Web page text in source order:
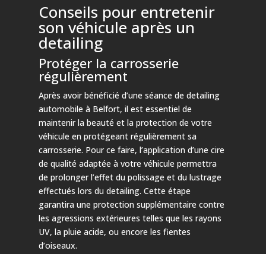
Conseils pour entretenir
son véhicule après un
detailing
Protéger la carrosserie
régulièrement
Après avoir bénéficié d’une séance de detailing
automobile à Belfort, il est essentiel de
maintenir la beauté et la protection de votre
véhicule en protégeant régulièrement sa
carrosserie. Pour ce faire, l’application d’une cire
de qualité adaptée à votre véhicule permettra
de prolonger l’effet du polissage et du lustrage
effectués lors du detailing. Cette étape
garantira une protection supplémentaire contre
les agressions extérieures telles que les rayons
UV, la pluie acide, ou encore les fientes
d’oiseaux.